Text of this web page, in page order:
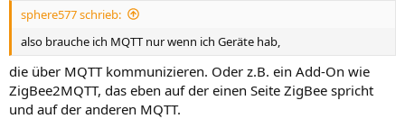
sphere577 schrieb:
also brauche ich MQTT nur wenn ich Geräte hab,
die über MQTT kommunizieren. Oder z.B. ein Add-On wie
ZigBee2MQTT, das eben auf der einen Seite ZigBee spricht
und auf der anderen MQTT.